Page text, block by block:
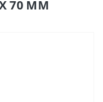
X 70 ММ